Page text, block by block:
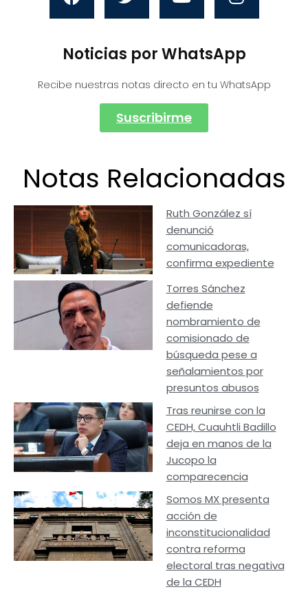
Noticias por WhatsApp
Recibe nuestras notas directo en tu WhatsApp
Suscribirme
Notas Relacionadas
Ruth González sí
denunció
comunicadoras,
confirma expediente
Torres Sánchez
defiende
nombramiento de
comisionado de
búsqueda pese a
señalamientos por
presuntos abusos
Tras reunirse con la
CEDH, Cuauhtli Badillo
deja en manos de la
Jucopo la
comparecencia
Somos MX presenta
acción de
inconstitucionalidad
contra reforma
electoral tras negativa
de la CEDH